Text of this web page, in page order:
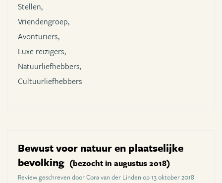
Stellen,
Vriendengroep,
Avonturiers,
Luxe reizigers,
Natuurliefhebbers,
Cultuurliefhebbers
Bewust voor natuur en plaatselijke
bevolking (bezocht in augustus 2018)
Review geschreven door Cora van der Linden op 13 oktober 2018